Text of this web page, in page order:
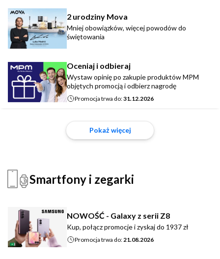
2 urodziny Mova
Mniej obowiązków, więcej powodów do
świętowania
Oceniaj i odbieraj
Wystaw opinię po zakupie produktów MPM
objętych promocją i odbierz nagrodę
Promocja trwa do:31.12.2026
Pokaż więcej
Smartfony i zegarki
NOWOŚĆ - Galaxy z serii Z8
Kup, połącz promocje i zyskaj do 1937 zł
Promocja trwa do: 21.08.2026